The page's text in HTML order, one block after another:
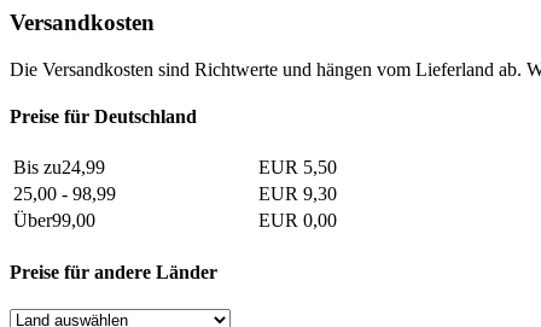
Versandkosten
Die Versandkosten sind Richtwerte und hängen vom Lieferland ab.
Preise für Deutschland
Bis zu24,99
EUR 5,50
25,00 - 98,99
EUR 9,30
Über99,00
EUR 0,00
Preise für andere Länder